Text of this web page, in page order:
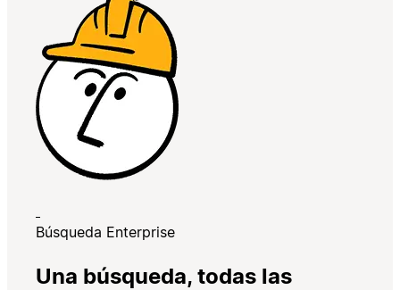
Búsqueda Enterprise
Una búsqueda, todas las